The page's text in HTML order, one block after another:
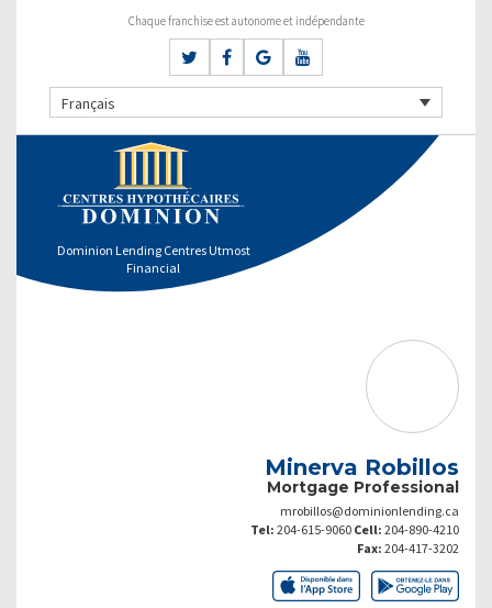
Chaque franchise est autonome et indépendante
Français
Dominion Lending Centres Utmost
Financial
Minerva Robillos
Mortgage Professional
mrobillos@dominionlending.ca
Tel: 204-615-9060 Cell: 204-890-4210
Fax: 204-417-3202